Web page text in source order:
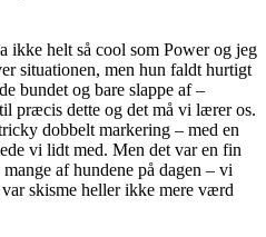
ikke helt så cool som Power og jeg
situationen, men hun faldt hurtigt
bundet og bare slappe af –
præcis dette og det må vi lærer os.
dobbelt markering – med en
vi lidt med. Men det var en fin
af hundene på dagen – vi
skisme heller ikke mere værd